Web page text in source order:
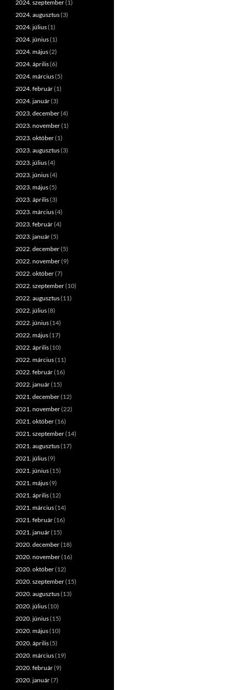
2024. szeptember(1)
2024. augusztus(3)
2024. július(1)
2024. június(1)
2024. május(2)
2024. április(6)
2024. március(5)
2024. február(1)
2024. január(3)
2023. december(4)
2023. november(1)
2023. október(1)
2023. augusztus(3)
2023. július(4)
2023. június(4)
2023. május(5)
2023. április(3)
2023. március(4)
2023. február(4)
2023. január(5)
2022. december(5)
2022. november(9)
2022. október(7)
2022. szeptember(10)
2022. augusztus(11)
2022. július(8)
2022. június(14)
2022. május(17)
2022. április(10)
2022. március(11)
2022. február(16)
2022. január(15)
2021. december(12)
2021. november(22)
2021. október(16)
2021. szeptember(14)
2021. augusztus(17)
2021. július(9)
2021. június(15)
2021. május(9)
2021. április(12)
2021. március(14)
2021. február(16)
2021. január(15)
2020. december(18)
2020. november(16)
2020. október(12)
2020. szeptember(15)
2020. augusztus(13)
2020. július(10)
2020. június(15)
2020. május(10)
2020. április(5)
2020. március(19)
2020. február(9)
2020. január(7)